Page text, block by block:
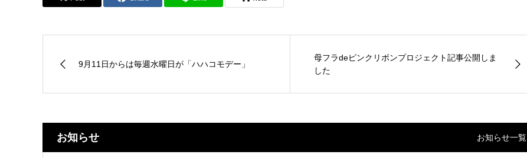
9月11日からは毎週水曜日が「ハハコモデー」
母フラdeピンクリボンプロジェクト記事公開しま
した
お知らせ お知らせ一覧